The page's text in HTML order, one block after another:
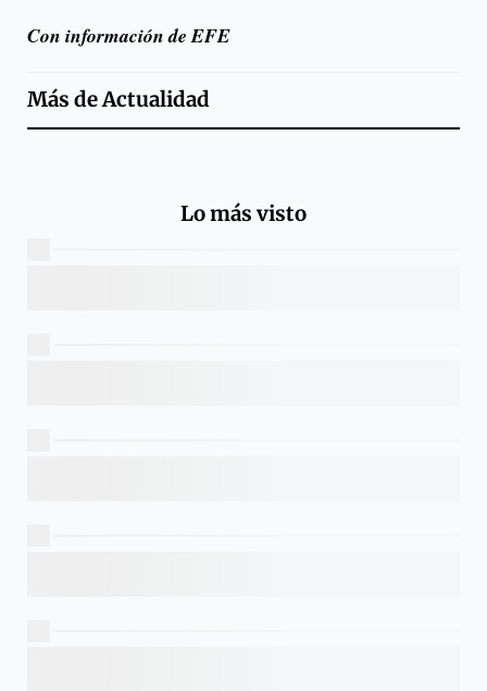
Con información de EFE
Más deActualidad
Lo más visto